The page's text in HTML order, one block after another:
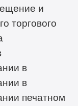
и
торгового
в
в
печатном